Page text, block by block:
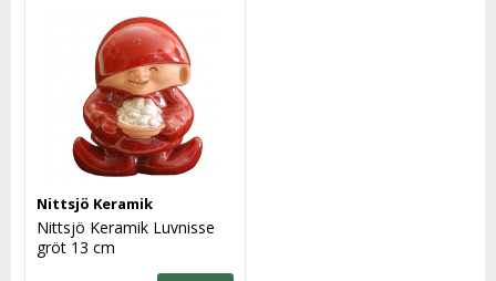
Nittsjö Keramik
Nittsjö Keramik Luvnisse
gröt 13 cm